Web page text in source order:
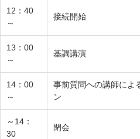
12：40
～
接続開始
13：00
～
基調講演
14：00
～
事前質問への講師によ
ン
～14：
30
閉会